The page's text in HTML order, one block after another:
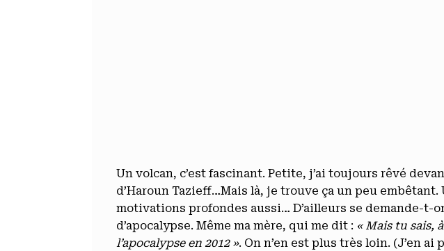
Un volcan, c’est fascinant. Petite, j’ai toujours rêvé
d’Haroun Tazieff…Mais là, je trouve ça un peu
motivations profondes aussi… D’ailleurs se demande-t-
d’apocalypse. Même ma mère, qui me dit : « Mais tu sais,
l’apocalypse en 2012 ». On n’en est plus très loin. (J’en